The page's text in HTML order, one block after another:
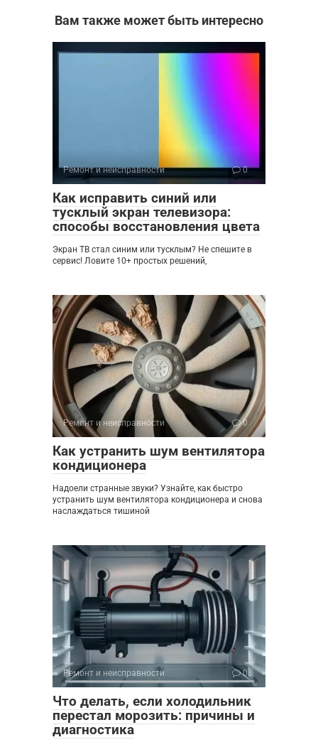
Вам также может быть интересно
Ремонт и неисправности 0
Как исправить синий или
тусклый экран телевизора:
способы восстановления цвета
Экран ТВ стал синим или тусклым? Не спешите в
сервис! Ловите 10+ простых решений,
Ремонт и неисправности 0
Как устранить шум вентилятора
кондиционера
Надоели странные звуки? Узнайте, как быстро
устранить шум вентилятора кондиционера и снова
наслаждаться тишиной
Ремонт и неисправности 0
Что делать, если холодильник
перестал морозить: причины и
диагностика